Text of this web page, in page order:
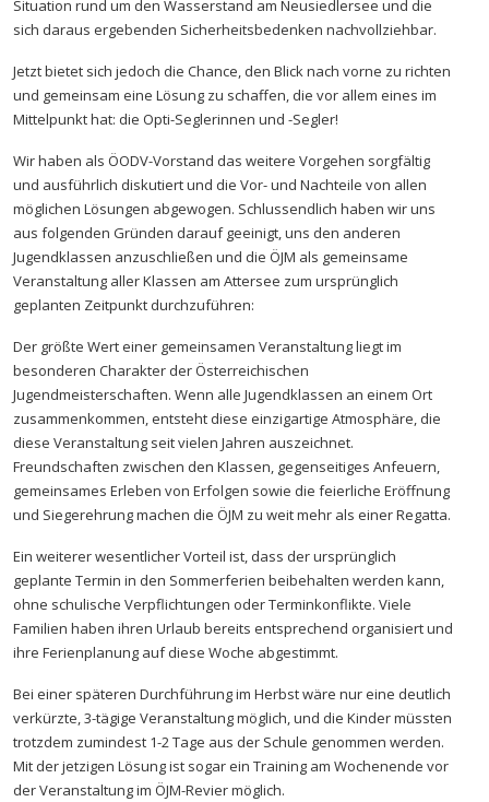
Situation rund um den Wasserstand am Neusiedlersee und die
sich daraus ergebenden Sicherheitsbedenken nachvollziehbar.
Jetzt bietet sich jedoch die Chance, den Blick nach vorne zu richten
und gemeinsam eine Lösung zu schaffen, die vor allem eines im
Mittelpunkt hat: die Opti-Seglerinnen und -Segler!
Wir haben als ÖODV-Vorstand das weitere Vorgehen sorgfältig
und ausführlich diskutiert und die Vor- und Nachteile von allen
möglichen Lösungen abgewogen. Schlussendlich haben wir uns
aus folgenden Gründen darauf geeinigt, uns den anderen
Jugendklassen anzuschließen und die ÖJM als gemeinsame
Veranstaltung aller Klassen am Attersee zum ursprünglich
geplanten Zeitpunkt durchzuführen:
Der größte Wert einer gemeinsamen Veranstaltung liegt im
besonderen Charakter der Österreichischen
Jugendmeisterschaften. Wenn alle Jugendklassen an einem Ort
zusammenkommen, entsteht diese einzigartige Atmosphäre, die
diese Veranstaltung seit vielen Jahren auszeichnet.
Freundschaften zwischen den Klassen, gegenseitiges Anfeuern,
gemeinsames Erleben von Erfolgen sowie die feierliche Eröffnung
und Siegerehrung machen die ÖJM zu weit mehr als einer Regatta.
Ein weiterer wesentlicher Vorteil ist, dass der ursprünglich
geplante Termin in den Sommerferien beibehalten werden kann,
ohne schulische Verpflichtungen oder Terminkonflikte. Viele
Familien haben ihren Urlaub bereits entsprechend organisiert und
ihre Ferienplanung auf diese Woche abgestimmt.
Bei einer späteren Durchführung im Herbst wäre nur eine deutlich
verkürzte, 3-tägige Veranstaltung möglich, und die Kinder müssten
trotzdem zumindest 1-2 Tage aus der Schule genommen werden.
Mit der jetzigen Lösung ist sogar ein Training am Wochenende vor
der Veranstaltung im ÖJM-Revier möglich.